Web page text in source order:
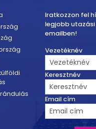
Iratkozzon fel
legjobb
emailben!
Vezetéknév
Keresztnév
Email cím